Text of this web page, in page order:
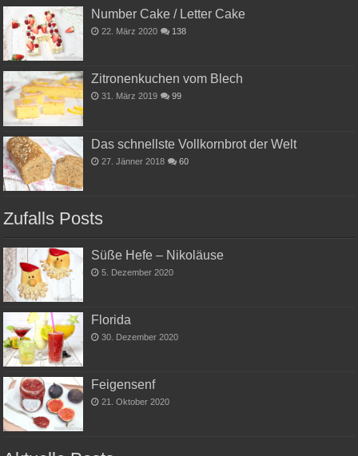
Number Cake / Letter Cake
22. März 2020 138
Zitronenkuchen vom Blech
31. März 2019 99
Das schnellste Vollkornbrot der Welt
27. Jänner 2018 60
Zufalls Posts
Süße Hefe – Nikoläuse
5. Dezember 2020
Florida
30. Dezember 2020
Feigensenf
21. Oktober 2020